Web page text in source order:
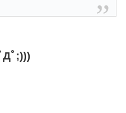
Дﾟ;)))